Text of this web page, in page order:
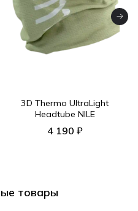
3D Thermo UltraLight
Headtube NILE
4 190 ₽
товары